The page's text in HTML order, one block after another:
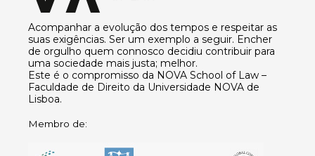
Acompanhar a evolução dos tempos e respeitar as
suas exigências. Ser um exemplo a seguir. Encher
de orgulho quem connosco decidiu contribuir para
uma sociedade mais justa; melhor.
Este é o compromisso da NOVA School of Law –
Faculdade de Direito da Universidade NOVA de
Lisboa.
Membro de: